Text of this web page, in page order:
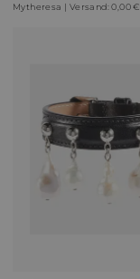
Mytheresa | Versand: 0,00 €